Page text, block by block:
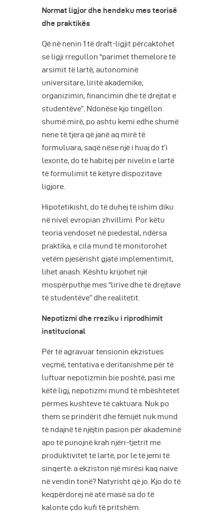
Normat ligjor dhe hendeku mes teorisë
dhe praktikës
Që në nenin 1 të draft-ligjit përcaktohet
se ligji rregullon “parimet themelore të
arsimit të lartë, autonominë
universitare, liritë akademike,
organizimin, financimin dhe të drejtat e
studentëve”. Ndonëse kjo tingëllon
shumë mirë, po ashtu kemi edhe shumë
nene të tjera që janë aq mirë të
formuluara, saqë nëse një i huaj do t’i
lexonte, do të habitej për nivelin e lartë
të formulimit të këtyre dispozitave
ligjore.
Hipotetikisht, do të duhej të ishim diku
në nivel evropian zhvillimi. Por këtu
teoria vendoset në piedestal, ndërsa
praktika, e cila mund të monitorohet
vetëm pjesërisht gjatë implementimit,
lihet anash. Kështu krijohet një
mospërputhje mes “lirive dhe të drejtave
të studentëve” dhe realitetit.
Nepotizmi dhe rreziku i riprodhimit
institucional
Për të agravuar tensionin ekzistues
veçmë, tentativa e deritanishme për të
luftuar nepotizmin bie poshtë, pasi me
këtë ligj, nepotizmi mund të mbështetet
përmes kushteve të caktuara. Nuk po
them se prindërit dhe fëmijët nuk mund
të ndajnë të njëjtin pasion për akademinë
apo të punojnë krah njëri-tjetrit me
produktivitet të lartë, por le të jemi të
sinqertë: a ekziston një mirësi kaq naive
në vendin tonë? Natyrisht që jo. Kjo do të
keqpërdorej në atë masë sa do të
kalonte çdo kufi të pritshëm.